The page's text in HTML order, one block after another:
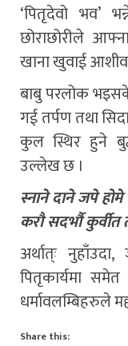
‘पितृदेवो भव’
छोराछोरीले
खाना खुवाई
बाबु परलोक
गई तर्पण तथा
कुल स्थिर हुने
उल्लेख छ ।
स्नाने दाने जपे
करौ सदर्भौ
अर्थात्ः
पितृकार्यमा
धर्मावलम्बिहरुले
Share this: